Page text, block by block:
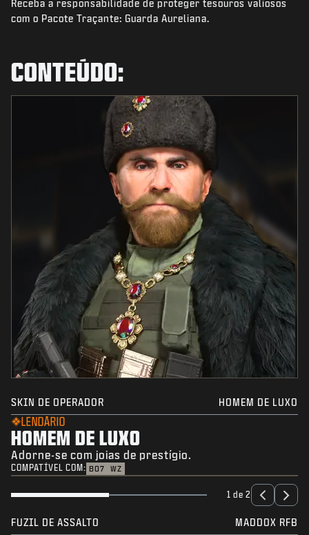
NOTÍCIAS
INSCREVER-SE
Receba a responsabilidade de proteger tesouros valiosos
com o Pacote Traçante: Guarda Aureliana.
CONTEÚDO:
SKIN DE OPERADOR HOMEM DE LUXO
LENDÁRIO
HOMEM DE LUXO
Adorne-se com joias de prestígio.
COMPATÍVEL COM: BO7 WZ
1 de 2
FUZIL DE ASSALTO MADDOX RFB